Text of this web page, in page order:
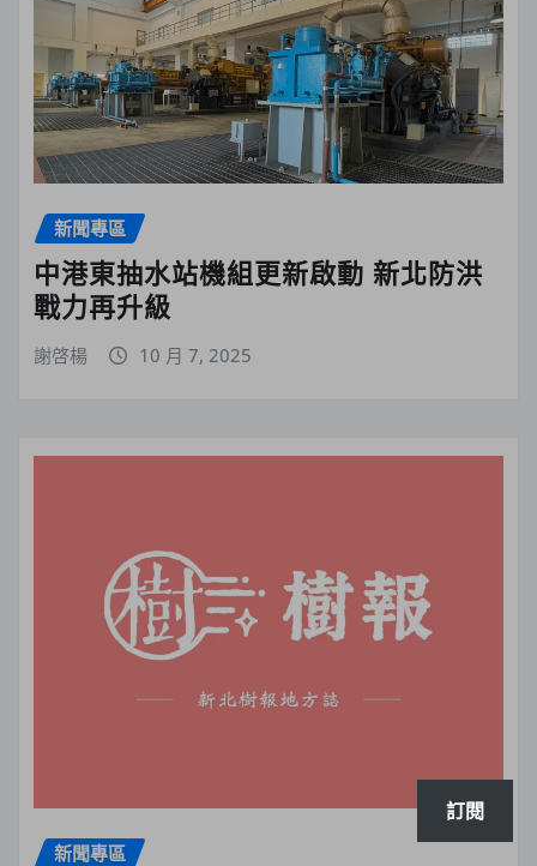
新聞專區
中港東抽水站機組更新啟動 新北防洪
戰力再升級
謝啓楊 10 月 7, 2025
新聞專區
訂閱